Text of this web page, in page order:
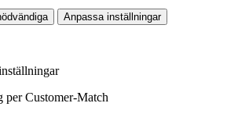
Anpassa inställningar
per Customer-Match